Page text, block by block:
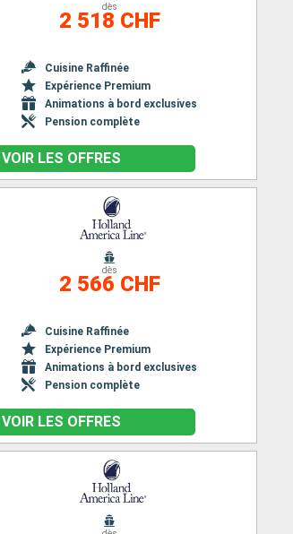
dès
2 518 CHF
Cuisine Raffinée
Expérience Premium
Animations à bord exclusives
Pension complète
VOIR LES OFFRES
dès
2 566 CHF
Cuisine Raffinée
Expérience Premium
Animations à bord exclusives
Pension complète
VOIR LES OFFRES